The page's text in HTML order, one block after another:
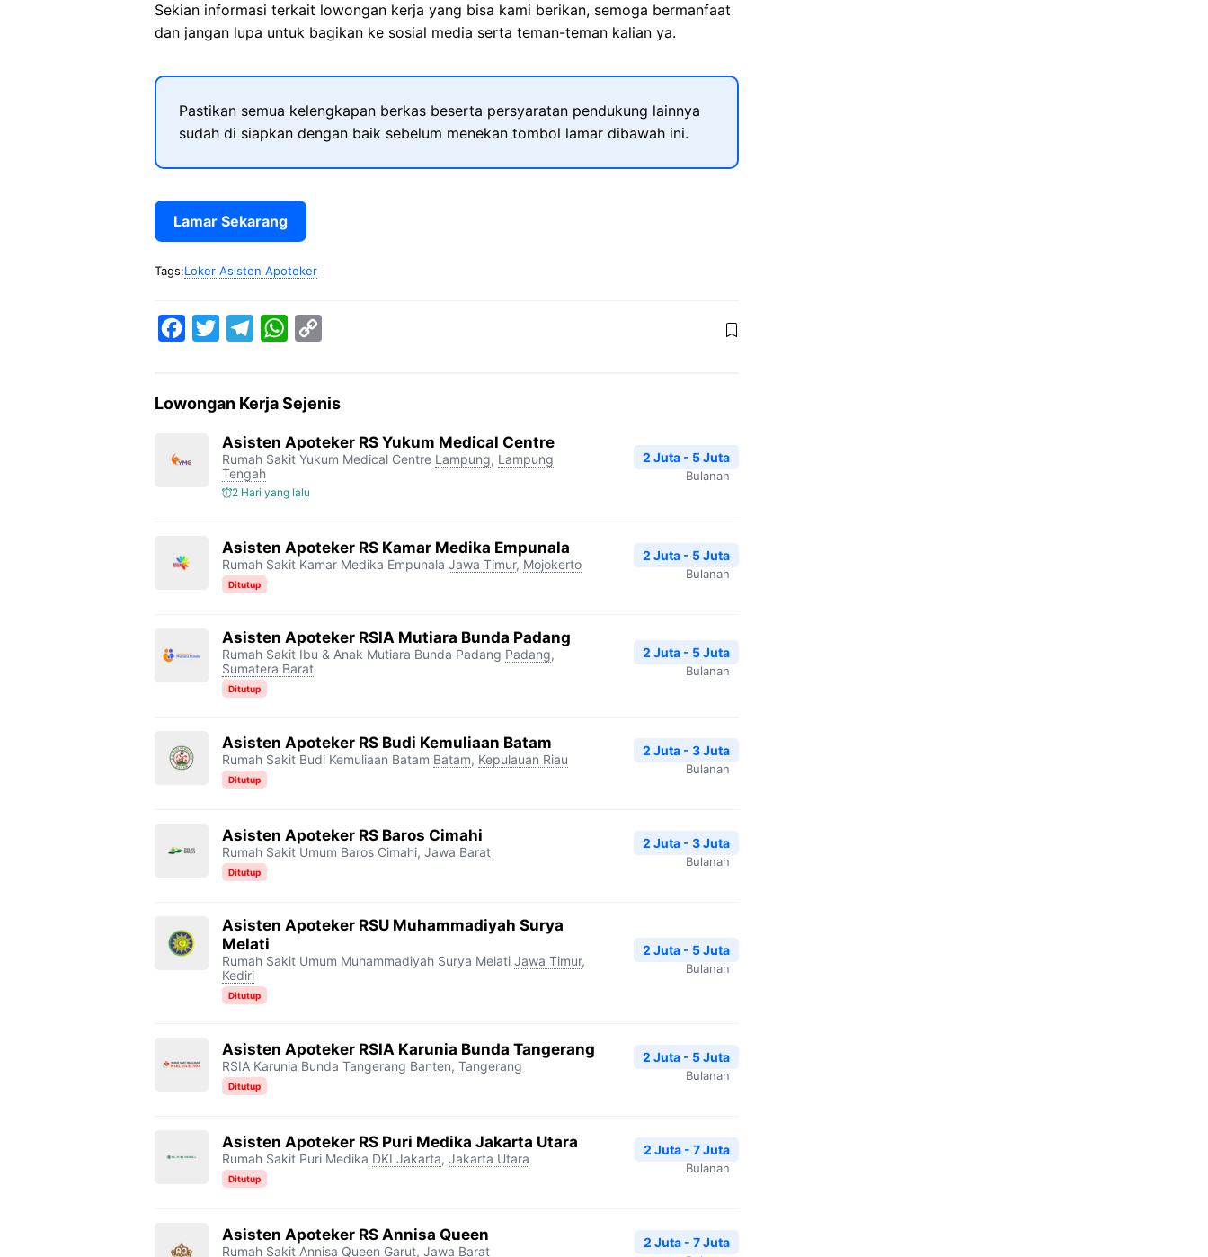
Sekian informasi terkait lowongan kerja yang bisa kami berikan, semoga bermanfaat
dan jangan lupa untuk bagikan ke sosial media serta teman-teman kalian ya.
Pastikan semua kelengkapan berkas beserta persyaratan pendukung lainnya
sudah di siapkan dengan baik sebelum menekan tombol lamar dibawah ini.
Lamar Sekarang
Tags:Loker Asisten Apoteker
e
o
t
e
r
e
g
r
a
W
t
s
A
p
y
L
i
Lowongan Kerja Sejenis
Asisten Apoteker RS Yukum Medical Centre
Rumah Sakit Yukum Medical Centre Lampung, Lampung
Tengah
2 Hari yang lalu
2 Juta - 5 Juta
Bulanan
Asisten Apoteker RS Kamar Medika Empunala
Rumah Sakit Kamar Medika Empunala Jawa Timur, Mojokerto
Ditutup
2 Juta - 5 Juta
Bulanan
Asisten Apoteker RSIA Mutiara Bunda Padang
Rumah Sakit Ibu & Anak Mutiara Bunda Padang Padang,
Sumatera Barat
Ditutup
2 Juta - 5 Juta
Bulanan
Asisten Apoteker RS Budi Kemuliaan Batam
Rumah Sakit Budi Kemuliaan Batam Batam, Kepulauan Riau
Ditutup
2 Juta - 3 Juta
Bulanan
Asisten Apoteker RS Baros Cimahi
Rumah Sakit Umum Baros Cimahi, Jawa Barat
Ditutup
2 Juta - 3 Juta
Bulanan
Asisten Apoteker RSU Muhammadiyah Surya
Melati
Rumah Sakit Umum Muhammadiyah Surya Melati Jawa Timur,
Kediri
Ditutup
2 Juta - 5 Juta
Bulanan
Asisten Apoteker RSIA Karunia Bunda Tangerang
RSIA Karunia Bunda Tangerang Banten, Tangerang
Ditutup
2 Juta - 5 Juta
Bulanan
Asisten Apoteker RS Puri Medika Jakarta Utara
Rumah Sakit Puri Medika DKI Jakarta, Jakarta Utara
Ditutup
2 Juta - 7 Juta
Bulanan
Asisten Apoteker RS Annisa Queen
Rumah Sakit Annisa Queen Garut, Jawa Barat
2 Juta - 7 Juta